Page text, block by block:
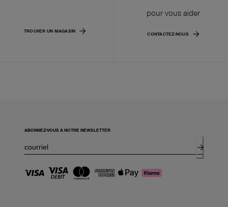
TROUVER UN MAGASIN
pour vous aider
CONTACTEZ-NOUS
ABONNEZ-VOUS À NOTRE NEWSLETTER